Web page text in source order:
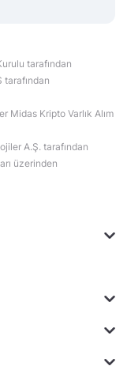
tarafından
Midas Kripto Varlık Alım
A.Ş. tarafından
üzerinden